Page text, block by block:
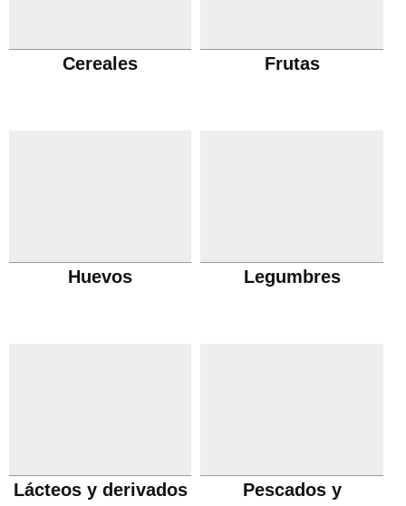
Cereales Frutas
Huevos Legumbres
Lácteos y derivados
Pescados y